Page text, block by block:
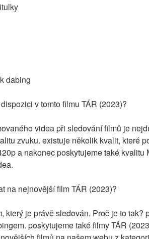
dabing
v tomto filmu TÁR (2023)?
videa při sledování filmů je
zvuku. existuje několik kvalit, které
a nakonec poskytujeme také
na nejnovější film TÁR (2023)?
který je právě sledován. Proč je to
poskytujeme také filmy TÁR